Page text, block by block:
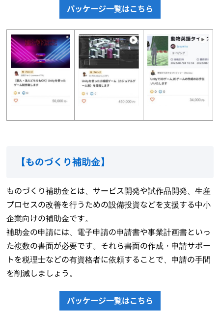
パッケージ一覧はこちら
【ものづくり補助金】
ものづくり補助金とは、サービス開発や試作品開発、生産
プロセスの改善を行うための設備投資などを支援する中小
企業向けの補助金です。
補助金の申請には、電子申請の申請書や事業計画書といっ
た複数の書面が必要です。それら書面の作成・申請サポー
トを税理士などの有資格者に依頼することで、申請の手間
を削減しましょう。
パッケージ一覧はこちら